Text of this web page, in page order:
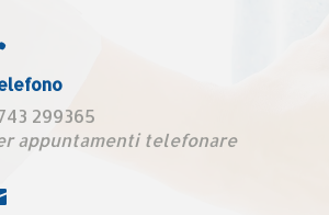
299365
appuntamenti telefonare